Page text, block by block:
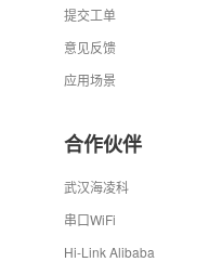
提交工单
意见反馈
应用场景
合作伙伴
武汉海凌科
串口WiFi
Hi-Link Alibaba